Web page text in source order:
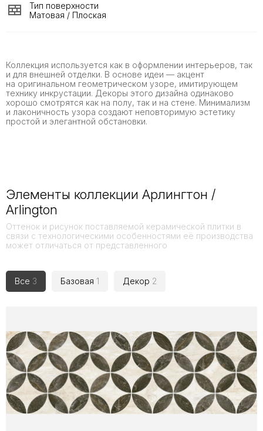
Коллекция используется как в оформлении интерьеров, так
и для внешней отделки. В основе идеи — акцент
на оригинальном геометрическом узоре, имитирующем
технику инкрустации. Декоры этого дизайна одинаково
хорошо смотрятся как на полу, так и на стене. Минимализм
и лаконичность узора создают неповторимую эстетику
простой и элегантной обстановки.
Тип поверхности
Матовая / Плоская
Элементы коллекции Арлингтон /
Arlington
Оттенок и рисунок поставляемой керамической плитки в
связи с технологическими особенностями её производства
может отличаться от представленного
Все 3 Базовая 1 Декор 2